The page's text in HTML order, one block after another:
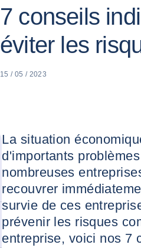
7 conseils
éviter les
15 / 05 / 2023
La situation
d'importants
nombreuses
recouvrer
survie de ces
prévenir les risques
entreprise, voici nos 7